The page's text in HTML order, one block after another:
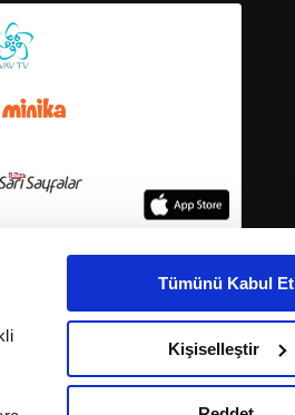
Tümünü Kabul Et
Kişiselleştir